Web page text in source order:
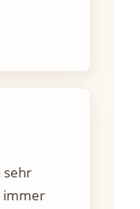
sehr
immer